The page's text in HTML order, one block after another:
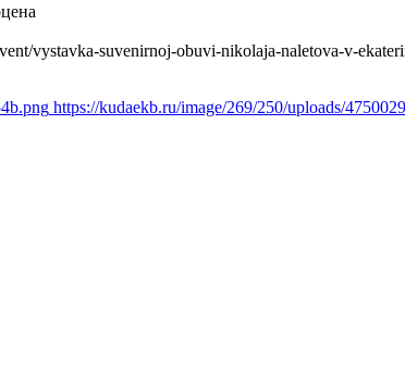
vystavka-suvenirnoj-obuvi-nikolaja-naletova-v-
https://kudaekb.ru/image/269/250/uploads/